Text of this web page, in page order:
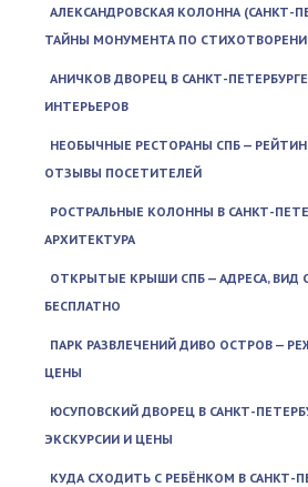
АЛЕКСАНДРОВСКАЯ КОЛОННА (САНКТ-
ТАЙНЫ МОНУМЕНТА ПО
АНИЧКОВ ДВОРЕЦ В САНКТ-
ИНТЕРЬЕРОВ
НЕОБЫЧНЫЕ РЕСТОРАНЫ СПБ —
ОТЗЫВЫ ПОСЕТИТЕЛЕЙ
РОСТРАЛЬНЫЕ КОЛОННЫ В САНКТ-
АРХИТЕКТУРА
ОТКРЫТЫЕ КРЫШИ СПБ — АДРЕСА, ВИД
БЕСПЛАТНО
ПАРК РАЗВЛЕЧЕНИЙ ДИВО ОСТРОВ —
ЦЕНЫ
ЮСУПОВСКИЙ ДВОРЕЦ В САНКТ-
ЭКСКУРСИИ И ЦЕНЫ
КУДА СХОДИТЬ С РЕБЁНКОМ В САНКТ-